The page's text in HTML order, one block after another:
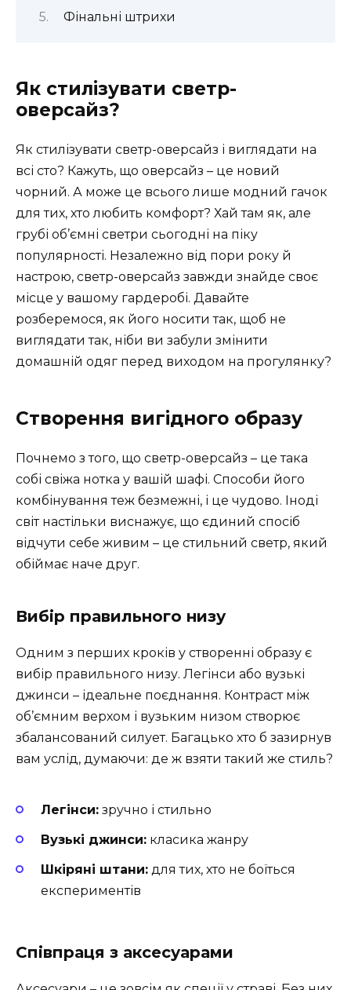
Фінальні штрихи
Як стилізувати светр-
оверсайз?
Як стилізувати светр-оверсайз і виглядати на
всі сто? Кажуть, що оверсайз – це новий
чорний. А може це всього лише модний гачок
для тих, хто любить комфорт? Хай там як, але
грубі об’ємні светри сьогодні на піку
популярності. Незалежно від пори року й
настрою, светр-оверсайз завжди знайде своє
місце у вашому гардеробі. Давайте
розберемося, як його носити так, щоб не
виглядати так, ніби ви забули змінити
домашній одяг перед виходом на прогулянку?
Створення вигідного образу
Почнемо з того, що светр-оверсайз – це така
собі свіжа нотка у вашій шафі. Способи його
комбінування теж безмежні, і це чудово. Іноді
світ настільки виснажує, що єдиний спосіб
відчути себе живим – це стильний светр, який
обіймає наче друг.
Вибір правильного низу
Одним з перших кроків у створенні образу є
вибір правильного низу. Легінси або вузькі
джинси – ідеальне поєднання. Контраст між
об’ємним верхом і вузьким низом створює
збалансований силует. Багацько хто б зазирнув
вам услід, думаючи: де ж взяти такий же стиль?
Легінси: зручно і стильно
Вузькі джинси: класика жанру
Шкіряні штани: для тих, хто не боїться
експериментів
Співпраця з аксесуарами